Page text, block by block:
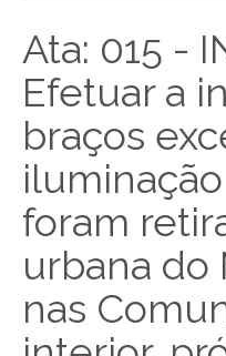
Ata: 015 -
Efetuar a
braços
foram
urbana do
nas